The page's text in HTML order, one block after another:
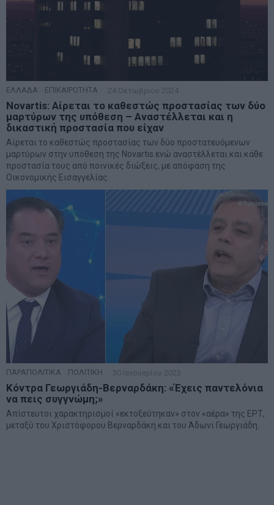
ΕΛΛΑΔΑ ΕΠΙΚΑΙΡΟΤΗΤΑ 24 Οκτωβρίου 2024
Novartis: Αίρεται το καθεστώς προστασίας των δύο
μαρτύρων της υπόθεση – Αναστέλλεται και η
δικαστική προστασία που είχαν
Αίρεται το καθεστώς προστασίας των δύο προστατευόμενων
μαρτύρων στην υπόθεση της Novartis ενώ αναστέλλεται και κάθε
προστασία τους από ποινικές διώξεις, με απόφαση της
Οικονομικής Εισαγγελίας.
ΠΑΡΑΠΟΛΙΤΙΚΑ ΠΟΛΙΤΙΚΗ 30 Ιανουαρίου 2023
Κόντρα Γεωργιάδη-Βερναρδάκη: «Έχεις παντελόνια
να πεις συγγνώμη;»
Απίστευτοι χαρακτηρισμοί «εκτοξεύτηκαν» στον «αέρα» της ΕΡΤ,
μεταξύ του Χριστόφορου Βερναρδάκη και του Άδωνι Γεωργιάδη.